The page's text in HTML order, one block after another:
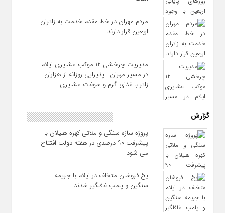
مردم مهران در خط مقدم خدمت به زائران
اربعین قرار دارند
مدیریت چرخشی 12 موکب‌ عشایری ایلام
در مسیر مهران | پذیرایی روزانه از هزاران
زائر با غذای گرم و سوغات عشایری
گزارش
پروژه سازه سنگی و ملاتی کهره هلیلان با
پیشرفت ۹۰ درصدی در هفته دولت افتتاح
می شود
یخ‌ فروشان متخلف در ایلام با جریمه
سنگین و پلمب غافلگیر شدند